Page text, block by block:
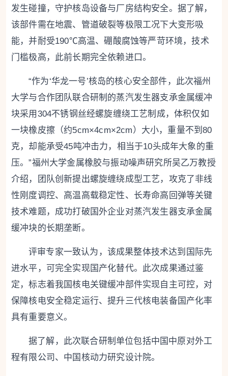
发生碰撞，守护核岛设备与厂房结构安全。据了解，
该部件需在地震、管道破裂等极限工况下大变形吸
能，并耐受190℃高温、硼酸腐蚀等严苛环境，技术
门槛极高，此前长期完全依赖进口。
“作为‘华龙一号’核岛的核心安全部件，此次福州
大学与合作团队联合研制的蒸汽发生器支承金属缓冲
块采用304不锈钢丝经螺旋缠绕工艺制成，体积仅如
一块橡皮擦（约5cm×4cm×2cm）大小，重量不到80
克，却能承受45吨冲击力，相当于10头成年大象的重
压。”福州大学金属橡胶与振动噪声研究所吴乙万教授
介绍，团队创新提出螺旋缠绕成型工艺，攻克了非线
性刚度调控、高温高载稳定性、长寿命高回弹等关键
技术难题，成功打破国外企业对蒸汽发生器支承金属
缓冲块的长期垄断。
评审专家一致认为，该成果整体技术达到国际先
进水平，可完全实现国产化替代。此次成果通过鉴
定，标志着我国核电关键缓冲部件实现自主可控，对
保障核电安全稳定运行、提升三代核电装备国产化率
具有重要意义。
据了解，此次联合研制单位包括中国中原对外工
程有限公司、中国核动力研究设计院。